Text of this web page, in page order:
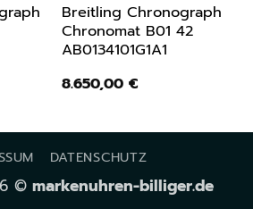
Breitling Chronograph
Chronomat B01 42
AB0134101G1A1
8.650,00 €
DATENSCHUTZ
© markenuhren-billiger.de